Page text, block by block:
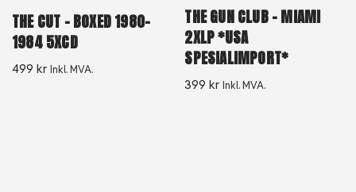
THE CUT – BOXED 1980-
1984 5XCD
499 kr Inkl. MVA.
THE GUN CLUB – MIAMI
2XLP *USA
SPESIALIMPORT*
399kr Inkl. MVA.